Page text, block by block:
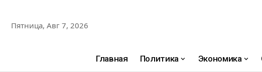
Пятница, Авг 7, 2026
Главная Политика Экономика